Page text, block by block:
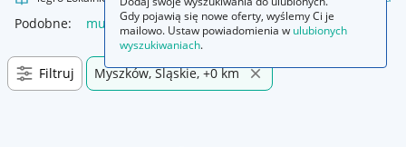
Podobne: muzyka alternatywna
Filtruj Myszków, Śląskie, +0 km
Gdy pojawią się nowe oferty, wyślemy Ci je
mailowo. Ustaw powiadomienia w ulubionych
wyszukiwaniach.